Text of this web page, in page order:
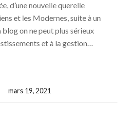
d’une nouvelle querelle
et les Modernes, suite à un
on ne peut plus sérieux
et à la gestion…
mars 19, 2021